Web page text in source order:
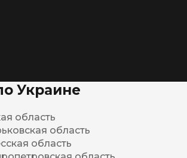
Украине
область
область
область